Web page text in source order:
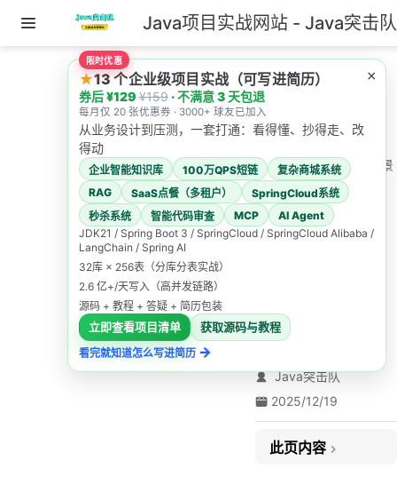
跳至主要內容 Java项目实战网站 - Java突击队
主页
1.高并发系统如何设
计？
38.Spring事务失效场景
有哪些？
38.Sprin
哪些？
Java突击队
2025/12/19
此页内容
×
限时优惠
★13 个企业级项目实战（可写进简历）
券后 ¥129¥159· 不满意 3 天包退
每月仅 20 张优惠券 · 3000+ 球友已加入
从业务设计到压测，一套打通：看得懂、抄得走、改
得动
企业智能知识库 100万QPS短链
复杂商城系统
RAG
SaaS点餐（多租户）
SpringCloud系统
秒杀系统
智能代码审查 MCP
AI Agent
JDK21 / Spring Boot 3 / SpringCloud / SpringCloud Alibaba /
LangChain / Spring AI
32库 × 256表（分库分表实战）
2.6 亿+/天写入（高并发链路）
源码 + 教程 + 答疑 + 简历包装
立即查看项目清单
获取源码与教程
看完就知道怎么写进简历 →